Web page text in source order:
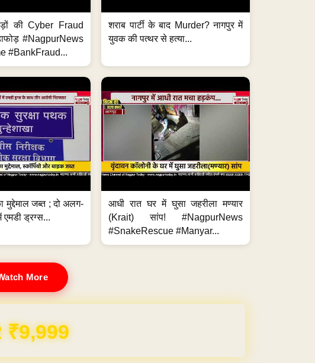
की Cyber Fraud
#NagpurNews
#BankFraud...
शराब पार्टी के बाद Murder? नागपुर में
युवक की पत्थर से हत्या...
जब्त ; दो अलग-
एमडी ड्रग्स...
आधी रात घर में घुसा जहरीला मण्यार
(Krait) सांप! #NagpurNews
#SnakeRescue #Manyar...
More
FREE for 1 Year